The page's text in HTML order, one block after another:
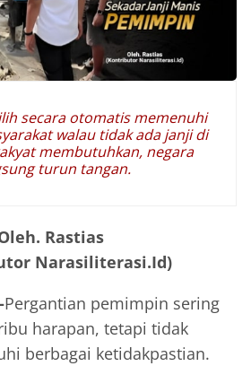
secara otomatis memenuhi
walau tidak ada janji di
membutuhkan, negara
turun tangan.
Rastias
Narasiliterasi.Id)
Pergantian pemimpin sering
harapan, tetapi tidak
berbagai ketidakpastian.